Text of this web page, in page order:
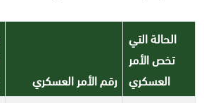
الحالة التي
تخص الأمر
العسكري رقم الأمر العسكري